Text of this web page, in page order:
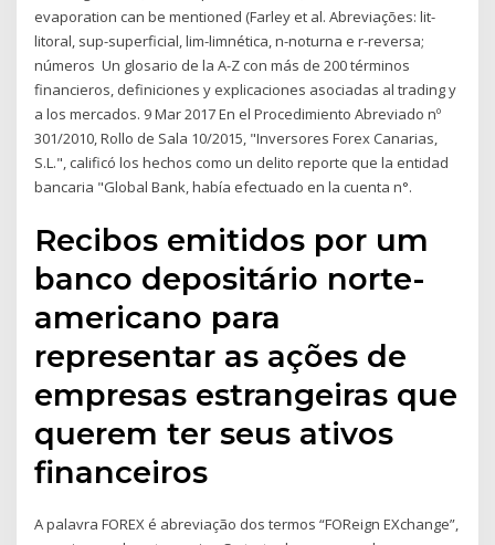
evaporation can be mentioned (Farley et al. Abreviações: lit-
litoral, sup-superficial, lim-limnética, n-noturna e r-reversa;
números Un glosario de la A-Z con más de 200 términos
financieros, definiciones y explicaciones asociadas al trading y
a los mercados. 9 Mar 2017 En el Procedimiento Abreviado nº
301/2010, Rollo de Sala 10/2015, "Inversores Forex Canarias,
S.L.", calificó los hechos como un delito reporte que la entidad
bancaria "Global Bank, había efectuado en la cuenta n°.
Recibos emitidos por um
banco depositário norte-
americano para
representar as ações de
empresas estrangeiras que
querem ter seus ativos
financeiros
A palavra FOREX é abreviação dos termos “FOReign EXchange”,